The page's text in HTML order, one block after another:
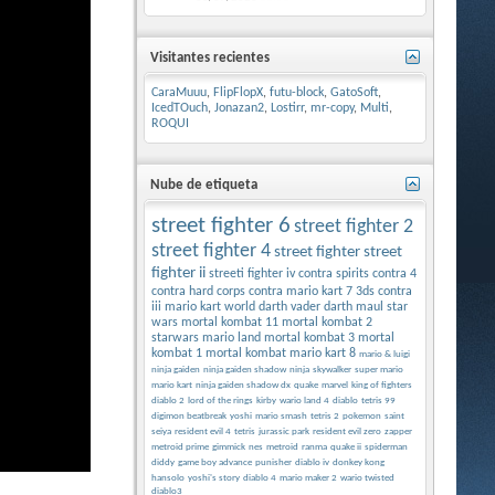
Visitantes recientes
CaraMuuu, FlipFlopX, futu-block, GatoSoft,
IcedTOuch, Jonazan2, Lostirr, mr-copy, Multi,
ROQUI
Nube de etiqueta
street fighter 6 street fighter 2
street fighter 4 street fighter street
fighter ii streeti fighter iv contra spirits contra 4
contra hard corps contra mario kart 7 3ds contra
iii mario kart world darth vader darth maul star
wars mortal kombat 11 mortal kombat 2
starwars mario land mortal kombat 3 mortal
kombat 1 mortal kombat mario kart 8 mario & luigi
ninja gaiden ninja gaiden shadow ninja skywalker super mario
mario kart ninja gaiden shadow dx quake marvel
king of fighters
diablo 2
lord of the rings kirby wario land 4 diablo tetris 99
digimon beatbreak yoshi mario smash tetris 2 pokemon saint
seiya resident evil 4 tetris jurassic park resident evil zero zapper
metroid prime gimmick nes metroid ranma quake ii spiderman
diddy game boy advance punisher diablo iv donkey kong
hansolo yoshi's story diablo 4 mario maker 2 wario twisted
diablo3